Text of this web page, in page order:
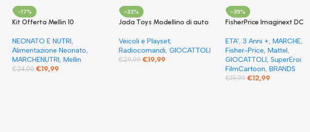
-17%
Kit Offerta Mellin 10
Verdure 2 Pesce 2 Frutta e 1
Biscotto Granulato
NEONATO E NUTRI,
Alimentazione Neonato,
MARCHENUTRI, Mellin
€24,00 €19,99
-33%
Jada Toys Modellino di auto
Comandata RC 1970
Dominique Toretto Dodge
Charger 1:55
Veicoli e Playset,
Radiocomandi, GIOCATTOLI
€29,99 €19,99
-35%
FisherPrice Imaginext DC
Toy Figura snodata 25 cm
ETA', 3 Anni +, MARCHE,
Fisher-Price, Mattel,
GIOCATTOLI, SuperEroi
FilmCartoon, BRANDS
€19,99 €12,99